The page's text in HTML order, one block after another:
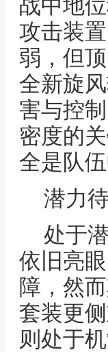
战中地
攻击装
弱，但
全新旋
害与控
密度的
全是队
潜力
处于
依旧亮
障，然
套装更
则处于